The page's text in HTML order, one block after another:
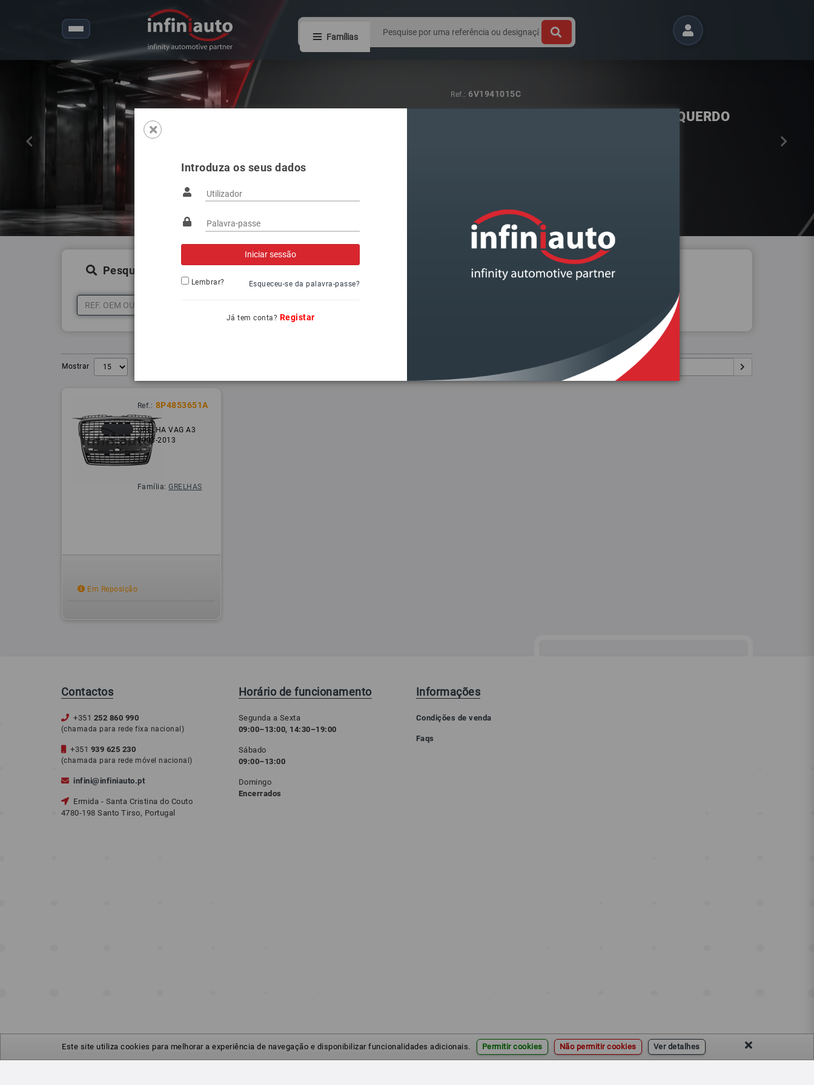
Este site utiliza cookies para melhorar a experiência de navegação e disponibilizar funcionalidades adicionais. Permitir cookies Não permitir cookies Ver detalhes
Introduza os seus dados
Lembrar? Esqueceu-se da palavra-passe?
Já tem conta? Registar
Famílias
Ref.: 6V1941015C
FAROL VAG FABIA III 2014-2022 ESQUERDO
Pesquisa de produtos
Mostrar Pesquisar:
Ref.: 8P4853651A
GRELHA VAG A3
2003-2013
Família:GRELHAS
Em Reposição
Contactos
+351 252 860 990
(chamada para rede fixa nacional)
+351 939 625 230
(chamada para rede móvel nacional)
infini@infiniauto.pt
Ermida - Santa Cristina do Couto
4780-198 Santo Tirso, Portugal
Horário de funcionamento
Segunda a Sexta
09:00–13:00, 14:30–19:00
Sábado
09:00–13:00
Domingo
Encerrados
Informações
Condições de venda
Faqs